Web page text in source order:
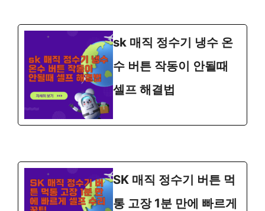
sk 매직 정수기 냉수 온
수 버튼 작동이 안될때
셀프 해결법
SK 매직 정수기 버튼 먹
통 고장 1분 만에 빠르게